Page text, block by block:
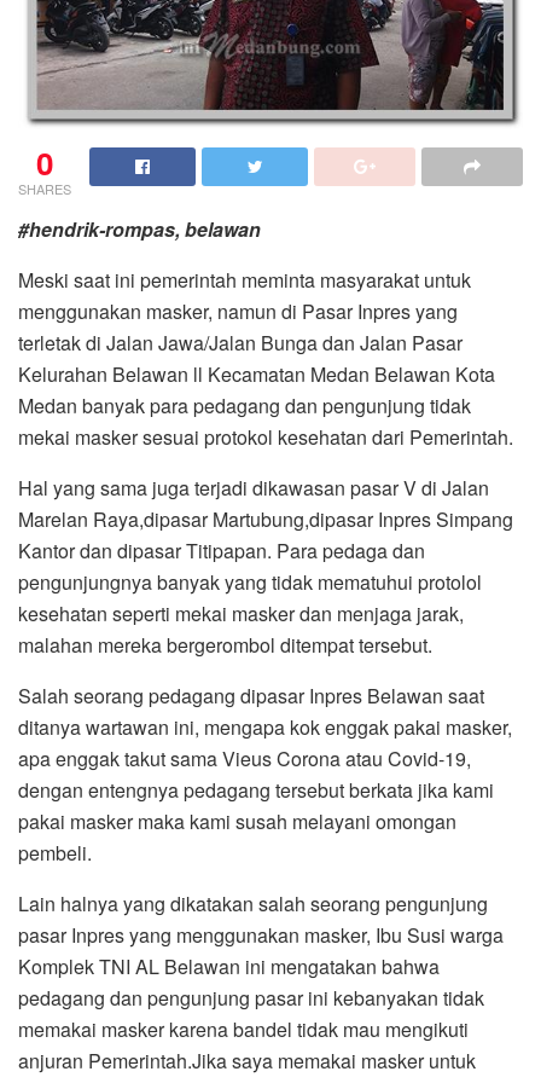
0
SHARES
#hendrik-rompas, belawan
Meski saat ini pemerintah meminta masyarakat untuk
menggunakan masker, namun di Pasar Inpres yang
terletak di Jalan Jawa/Jalan Bunga dan Jalan Pasar
Kelurahan Belawan ll Kecamatan Medan Belawan Kota
Medan banyak para pedagang dan pengunjung tidak
mekai masker sesuai protokol kesehatan dari Pemerintah.
Hal yang sama juga terjadi dikawasan pasar V di Jalan
Marelan Raya,dipasar Martubung,dipasar Inpres Simpang
Kantor dan dipasar Titipapan. Para pedaga dan
pengunjungnya banyak yang tidak mematuhui protolol
kesehatan seperti mekai masker dan menjaga jarak,
malahan mereka bergerombol ditempat tersebut.
Salah seorang pedagang dipasar Inpres Belawan saat
ditanya wartawan ini, mengapa kok enggak pakai masker,
apa enggak takut sama Vieus Corona atau Covid-19,
dengan entengnya pedagang tersebut berkata jika kami
pakai masker maka kami susah melayani omongan
pembeli.
Lain halnya yang dikatakan salah seorang pengunjung
pasar Inpres yang menggunakan masker, Ibu Susi warga
Komplek TNI AL Belawan ini mengatakan bahwa
pedagang dan pengunjung pasar ini kebanyakan tidak
memakai masker karena bandel tidak mau mengikuti
anjuran Pemerintah.Jika saya memakai masker untuk